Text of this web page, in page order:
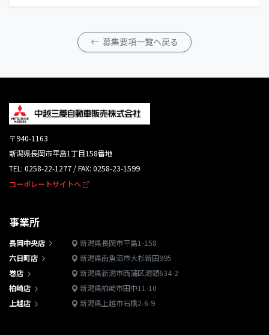
募集要項一覧へ戻る
〒940-1163
新潟県長岡市平島1丁目158番地
TEL: 0258-22-1277 / FAX: 0258-23-1599
コーポレートサイトへ
事業所
長岡中央店
新潟県長岡市平島1-158
六日町店
新潟県南魚沼市大杉新田995
巻店
新潟県新潟市西蒲区潟頭634-2
柏崎店
新潟県柏崎市田中11-10
上越店
新潟県上越市石橋2-6-9